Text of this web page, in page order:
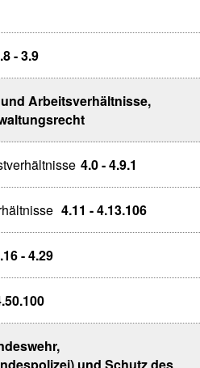
- 3.9
Arbeitsverhältnisse,
4.0 - 4.9.1
4.11 - 4.13.106
- 4.29